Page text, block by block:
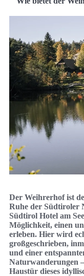
Der Weihrerhof ist
Ruhe der Südtiroler
Südtirol Hotel am
Möglichkeit, einen
erleben. Hier wird
großgeschrieben,
und einer
Naturwanderungen
Haustür dieses